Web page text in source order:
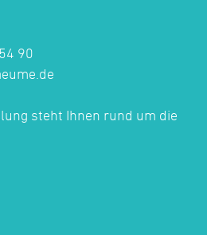
90
steht Ihnen rund um die